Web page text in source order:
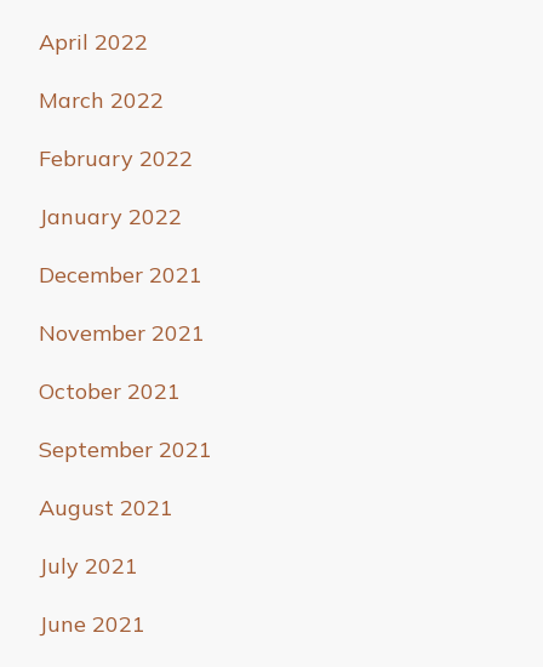
April 2022
March 2022
February 2022
January 2022
December 2021
November 2021
October 2021
September 2021
August 2021
July 2021
June 2021